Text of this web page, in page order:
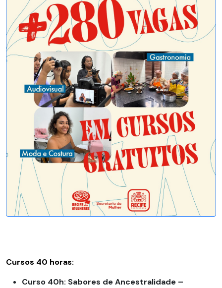
Cursos 40 horas:
Curso 40h: Sabores de Ancestralidade –